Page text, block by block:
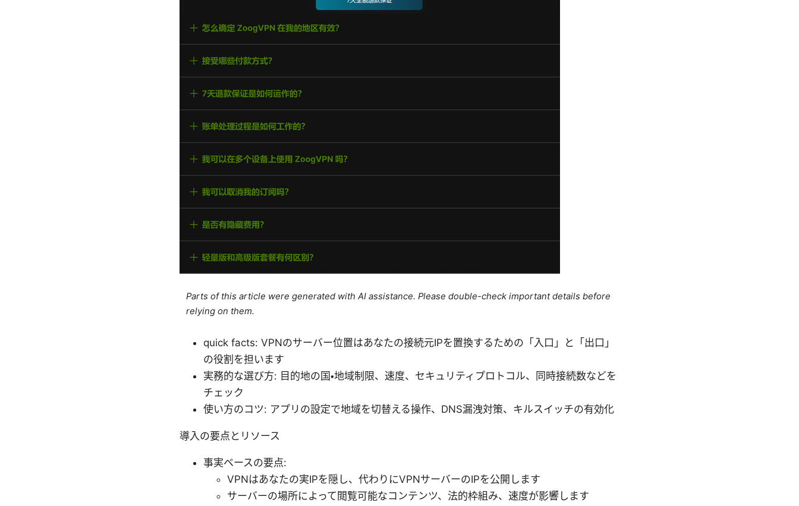
Parts of this article were generated with AI assistance. Please double-check important details before
relying on them.
quick facts: VPNのサーバー位置はあなたの接続元IPを置換するための「入口」と「出口」
の役割を担います
実務的な選び方: 目的地の国・地域制限、速度、セキュリティプロトコル、同時接続数などを
チェック
使い方のコツ: アプリの設定で地域を切替える操作、DNS漏洩対策、キルスイッチの有効化
導入の要点とリソース
事実ベースの要点:
VPNはあなたの実IPを隠し、代わりにVPNサーバーのIPを公開します
サーバーの場所によって閲覧可能なコンテンツ、法的枠組み、速度が影響します